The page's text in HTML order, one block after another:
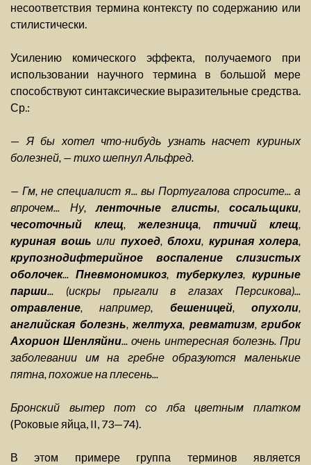
несоответствия термина контексту по содержанию или
стилистически.
Усилению комического эффекта, получаемого при
использовании научного термина в большой мере
способствуют синтаксические выразительные средства.
Ср.:
— Я бы хотел что-нибудь узнать насчет куриных
болезней, — тихо шепнул Альфред.
— Гм, не специалист я... вы Португалова спросите... а
впрочем... Ну,ленточные глисты, сосальщики,
чесоточный клещ, железница, птичий клещ,
куриная вошь или пухоед, блохи, куриная холера,
крупознодифтерийное воспаление слизистых
оболочек...Пневмономикоз, туберкулез,куриные
парши... (искры прыгали в глазах Персикова)...
отравление, например, бешеницей,опухоли,
английская болезнь, желтуха, ревматизм, грибок
Ахорион Шенляйни... очень интересная болезнь. При
заболевании им на гребне образуются маленькие
пятна, похожие на плесень...
Бронский вытер пот со лба цветным платком
(Роковые яйца, II, 73—74).
В этом примере группа терминов является